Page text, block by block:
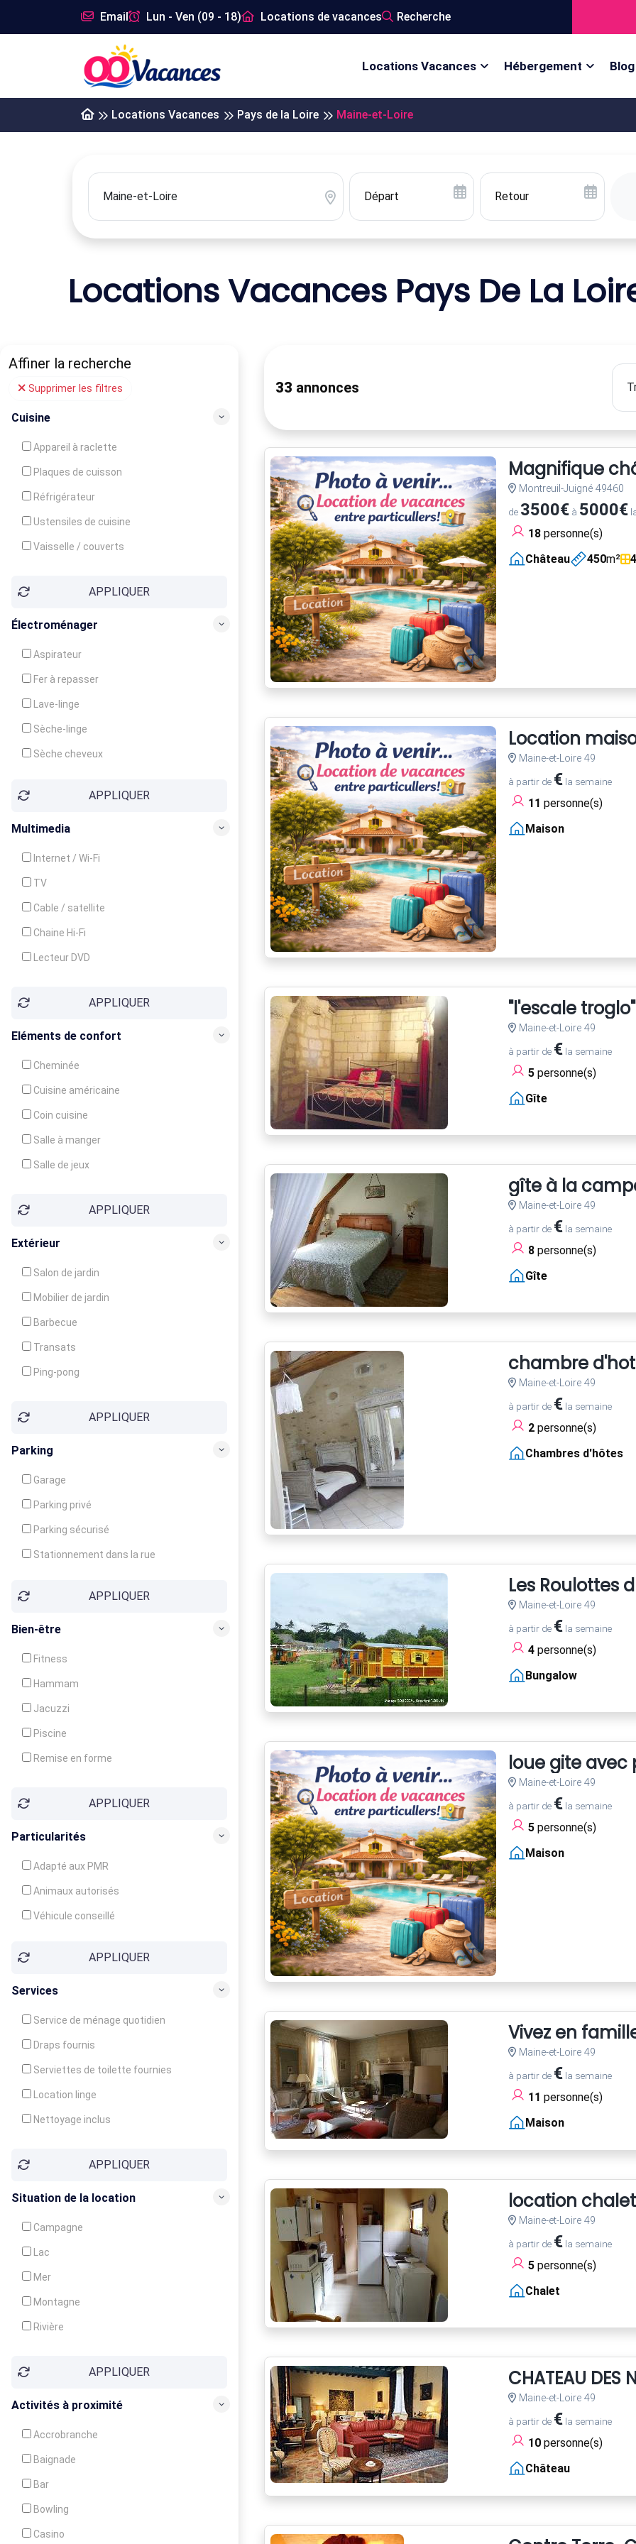
Email Lun - Ven (09 - 18) Locations de vacances Recherche
Locations Vacances Hébergement Blog
Locations Vacances Pays de la Loire Maine-et-Loire
Locations Vacances Pays De La
Affiner la recherche
Supprimer les filtres
Cuisine
Appareil à raclette
Plaques de cuisson
Réfrigérateur
Ustensiles de cuisine
Vaisselle / couverts
Congélateur
APPLIQUER
Électroménager
Aspirateur
Fer à repasser
Lave-linge
Sèche-linge
Sèche cheveux
APPLIQUER
Multimedia
Internet / Wi-Fi
TV
Cable / satellite
Chaine Hi-Fi
Lecteur DVD
APPLIQUER
Eléments de confort
Cheminée
Cuisine américaine
Coin cuisine
Salle à manger
Salle de jeux
Balcon / Terrasse
APPLIQUER
Extérieur
Salon de jardin
Mobilier de jardin
Barbecue
Transats
Ping-pong
Jeux d'enfantsAPPLIQUER
Parking
Garage
Parking privé
Parking sécurisé
Stationnement dans la rue
APPLIQUER
Bien-être
Fitness
Hammam
Jacuzzi
Piscine
Remise en forme
Soins du corpsAPPLIQUER
Particularités
Adapté aux PMR
Animaux autorisés
Véhicule conseillé
APPLIQUER
Services
Service de ménage quotidien
Draps fournis
Serviettes de toilette fournies
Location linge
Nettoyage inclus
Garde d'enfants
Crèche
APPLIQUER
Situation de la location
Campagne
Lac
Mer
Montagne
Rivière
APPLIQUER
Activités à proximité
Accrobranche
Baignade
Bar
Bowling
Casino
33 annonces
Magnifique
Montreuil-Juigné 49460
de 3500€à 5000€
18personne(s)
Château
450m² 4
Location
Maine-et-Loire 49
à partir de €la semaine
11 personne(s)
Maison
"l'escale
Maine-et-Loire 49
à partir de €la semaine
5personne(s)
Gîte
gîte à la
Maine-et-Loire 49
à partir de €la semaine
8personne(s)
Gîte
chambre
Maine-et-Loire 49
à partir de €la semaine
2personne(s)
Chambres d'hôtes
Les Roulottes
Maine-et-Loire 49
à partir de €la semaine
4personne(s)
Bungalow
loue gite
Maine-et-Loire 49
à partir de €la semaine
5personne(s)
Maison
Vivez en
Maine-et-Loire 49
à partir de €la semaine
11 personne(s)
Maison
location
Maine-et-Loire 49
à partir de €la semaine
5personne(s)
Chalet
CHATEAU DES
Maine-et-Loire 49
à partir de €la semaine
10personne(s)
Château